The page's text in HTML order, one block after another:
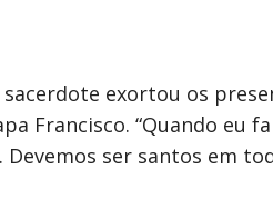
exortou os
Francisco. “Quando eu
ser santos em